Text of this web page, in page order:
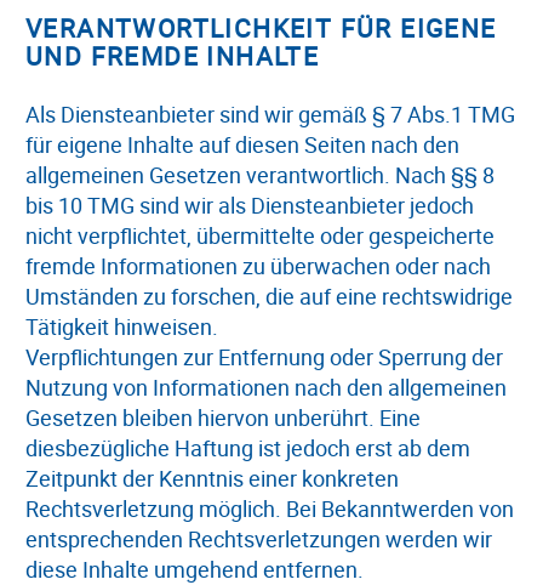
VERANTWORTLICHKEIT FÜR EIGENE
UND FREMDE INHALTE
Als Diensteanbieter sind wir gemäß § 7 Abs.1 TMG
für eigene Inhalte auf diesen Seiten nach den
allgemeinen Gesetzen verantwortlich. Nach §§ 8
bis 10 TMG sind wir als Diensteanbieter jedoch
nicht verpflichtet, übermittelte oder gespeicherte
fremde Informationen zu überwachen oder nach
Umständen zu forschen, die auf eine rechtswidrige
Tätigkeit hinweisen.
Verpflichtungen zur Entfernung oder Sperrung der
Nutzung von Informationen nach den allgemeinen
Gesetzen bleiben hiervon unberührt. Eine
diesbezügliche Haftung ist jedoch erst ab dem
Zeitpunkt der Kenntnis einer konkreten
Rechtsverletzung möglich. Bei Bekanntwerden von
entsprechenden Rechtsverletzungen werden wir
diese Inhalte umgehend entfernen.